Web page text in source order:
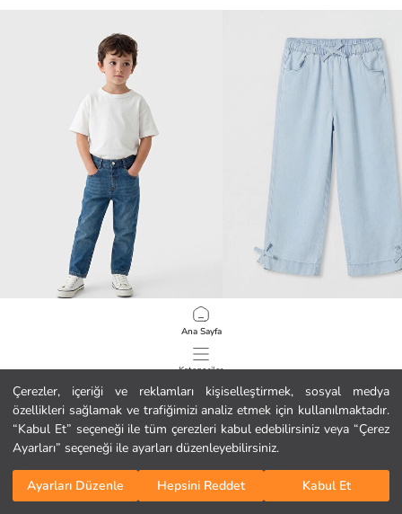
Çerezler, içeriği ve reklamları kişiselleştirmek, sosyal medya
özellikleri sağlamak ve trafiğimizi analiz etmek için kullanılmaktadır.
“Kabul Et” seçeneği ile tüm çerezleri kabul edebilirsiniz veya “Çerez
Ayarları” seçeneği ile ayarları düzenleyebilirsiniz.
Ayarları Düzenle Hepsini Reddet Kabul Et
Ana Sayfa
Kategoriler
Sepetim
Regular Fit Erkek Çocuk Jean Pantolon
178